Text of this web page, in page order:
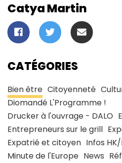
Catya Martin
CATÉGORIES
Bien être Citoyenneté
Diomandé L'Programme !
Drucker à l'ouvrage - DALO
Entrepreneurs sur le grill
Expatrié et citoyen Infos
Minute de l'Europe News